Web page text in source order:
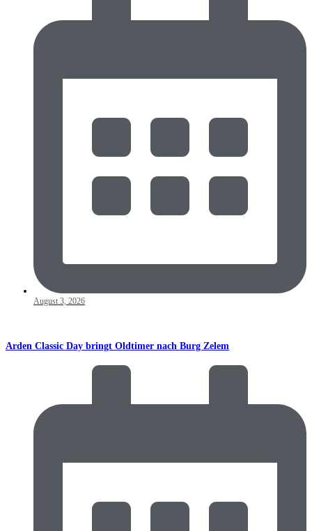
August 3, 2026
Arden Classic Day bringt Oldtimer nach Burg Zelem